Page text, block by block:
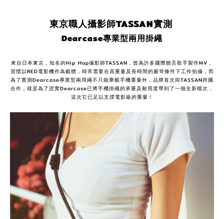
東京職人攝影師TASSAN實測
Dearcase專業型兩用掛繩
來自日本東京，知名的Hip Hop攝影師TASSAN，曾為許多國際饒舌歌手製作MV，
習慣以RED電影機作為載體，時常需要在高重量及長時間的嚴苛條件下工作拍攝，而
為了實測Dearcase專業型兩用繩不只能乘載手機重量外，品牌首次與TASSAN跨國
合作，就是為了證實Dearcase已將手機掛繩的承重及耐用度帶到了一個全新檔次，
這次它已足以支撐電影級的重量！